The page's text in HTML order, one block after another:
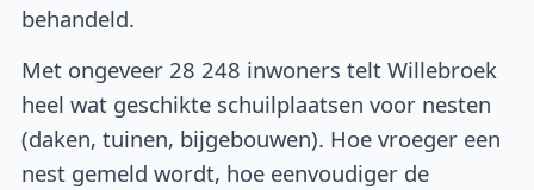
behandeld.
Met ongeveer 28 248 inwoners telt Willebroek
heel wat geschikte schuilplaatsen voor nesten
(daken, tuinen, bijgebouwen). Hoe vroeger een
nest gemeld wordt, hoe eenvoudiger de